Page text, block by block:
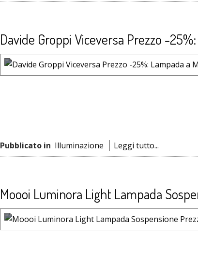
Davide Groppi Viceversa Prezzo -
Pubblicato in Illuminazione Leggi tutto...
Moooi Luminora Light Lampada